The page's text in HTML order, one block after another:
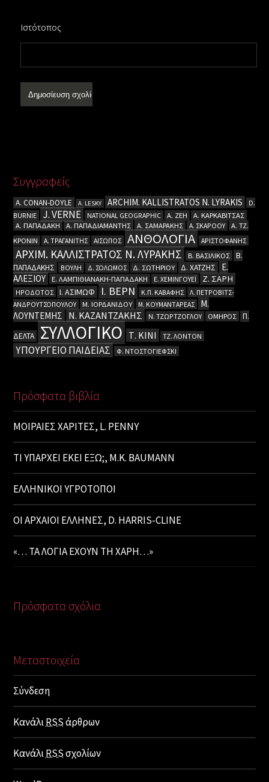
Ιστότοπος
Συγγραφείς
A. CΟΝΑΝ-DOYLE A. LESKY ARCHIM. KALLISTRATOS N. LYRAKIS
D.
BURNIE
J. VERNE NATIONAL GEOGRAPHIC Α. ΖΕΗ
Α. ΚΑΡΚΑΒΙΤΣΑΣ
Α. ΠΑΠΑΔΑΚΗ
Α. ΠΑΠΑΔΙΑΜΑΝΤΗΣ Α. ΣΑΜΑΡΑΚΗΣ Α. ΣΚΑΡΟΟΥ
Α. ΤΖ.
ΚΡΟΝΙΝ
Α. ΤΡΑΓΑΝΙΤΗΣ ΑΙΣΩΠΟΣ ΑΝΘΟΛΟΓΙΑ ΑΡΙΣΤΟΦΑΝΗΣ
ΑΡΧΙΜ. ΚΑΛΛΙΣΤΡΑΤΟΣ Ν. ΛΥΡΑΚΗΣ Β. ΒΑΣΙΛΙΚΟΣ
Β.
ΠΑΠΑΔΑΚΗΣ
ΒΟΥΛΗ Δ. ΣΟΛΩΜΟΣ Δ. ΣΩΤΗΡΙΟΥ Δ. ΧΑΤΖΗΣ
Ε.
ΑΛΕΞΙΟΥ
Ε. ΛΑΜΠΙΘΙΑΝΑΚΗ-ΠΑΠΑΔΑΚΗ Ε. ΧΕΜΙΝΓΟΥΕΪ Ζ. ΣΑΡΗ
ΗΡΟΔΟΤΟΣ Ι. ΑΣΙΜΩΦ Ι. ΒΕΡΝ Κ.Π. ΚΑΒΑΦΗΣ
Λ. ΠΕΤΡΟΒΙΤΣ-
ΑΝΔΡΟΥΤΣΟΠΟΥΛΟΥ
Μ. ΙΟΡΔΑΝΙΔΟΥ Μ. ΚΟΥΜΑΝΤΑΡΕΑΣ
Μ.
ΛΟΥΝΤΕΜΗΣ
Ν. ΚΑΖΑΝΤΖΑΚΗΣ Ν. ΤΖΩΡΤΖΟΓΛΟΥ ΟΜΗΡΟΣ
Π.
ΔΕΛΤΑ
ΣΥΛΛΟΓΙΚΟ Τ. ΚΙΝΙ ΤΖ. ΛΟΝΤΟΝ
ΥΠΟΥΡΓΕΙΟ ΠΑΙΔΕΙΑΣ Φ. ΝΤΟΣΤΟΓΙΕΦΣΚΙ
Πρόσφατα βιβλία
ΜΟΙΡΑΙΕΣ ΧΑΡΙΤΕΣ, L. PENNY
ΤΙ ΥΠΑΡΧΕΙ ΕΚΕΙ ΕΞΩ;, M.K. BAUMANN
ΕΛΛΗΝΙΚΟΙ ΥΓΡΟΤΟΠΟΙ
ΟΙ ΑΡΧΑΙΟΙ ΕΛΛΗΝΕΣ, D. HARRIS-CLINE
«… ΤΑ ΛΟΓΙΑ ΕΧΟΥΝ ΤΗ ΧΑΡΗ…»
Πρόσφατα σχόλια
Μεταστοιχεία
Σύνδεση
ΚανάλιRSSάρθρων
ΚανάλιRSSσχολίων